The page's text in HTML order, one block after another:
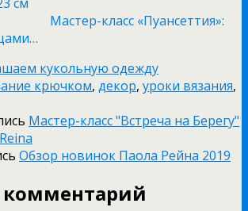
Мастер-класс «Пуансеттия»:
кукольную одежду
крючком, декор, уроки вязания,
Мастер-класс "Встреча на Берегу"
Обзор новинок Паола Рейна 2019